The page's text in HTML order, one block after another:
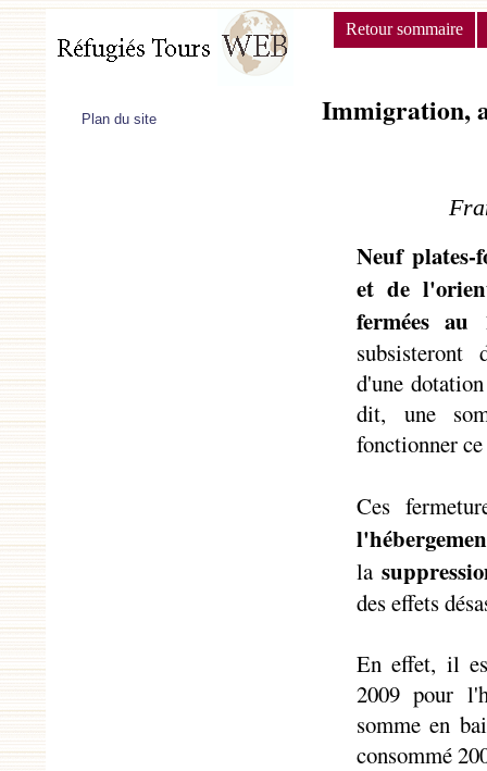
Retour sommaire
Plan du site Immigration,
Neuf plates-
et de
fermées au
subsisteront
d'une
dit, une
fonctionner
Ces
la
des effets
En effet, il
2009 pour
somme en
consommé